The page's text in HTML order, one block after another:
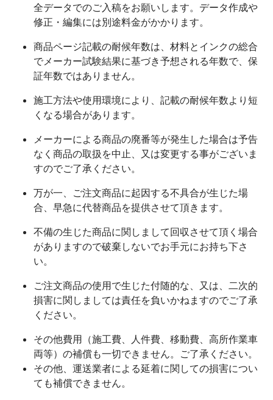
全データでのご入稿をお願いします。データ作成や
修正・編集には別途料金がかかります。
商品ページ記載の耐候年数は、材料とインクの総合
でメーカー試験結果に基づき予想される年数で、保
証年数ではありません。
施工方法や使用環境により、記載の耐候年数より短
くなる場合があります。
メーカーによる商品の廃番等が発生した場合は予告
なく商品の取扱を中止、又は変更する事がございま
すのでご了承ください。
万が一、ご注文商品に起因する不具合が生じた場
合、早急に代替商品を提供させて頂きます。
不備の生じた商品に関しまして回収させて頂く場合
がありますので破棄しないでお手元にお持ち下さ
い。
ご注文商品の使用で生じた付随的な、又は、二次的
損害に関しましては責任を負いかねますのでご了承
ください。
その他費用（施工費、人件費、移動費、高所作業車
両等）の補償も一切できません。ご了承ください。
その他、運送業者による延着に関しての損害につい
ても補償できません。